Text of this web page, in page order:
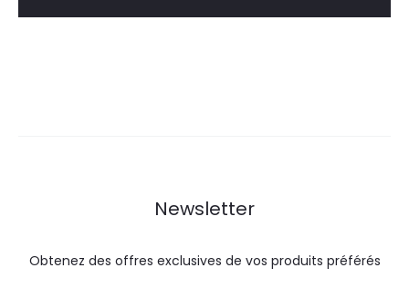
Newsletter
Obtenez des offres exclusives de vos produits préférés